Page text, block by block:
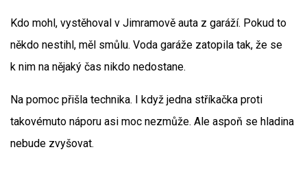
Kdo mohl, vystěhoval v Jimramově auta z garáží. Pokud to
někdo nestihl, měl smůlu. Voda garáže zatopila tak, že se
k nim na nějaký čas nikdo nedostane.
Na pomoc přišla technika. I když jedna stříkačka proti
takovémuto náporu asi moc nezmůže. Ale aspoň se hladina
nebude zvyšovat.